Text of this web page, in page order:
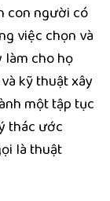
con người có
việc chọn và
làm cho họ
kỹ thuật xây
một tập tục
thác ước
là thuật